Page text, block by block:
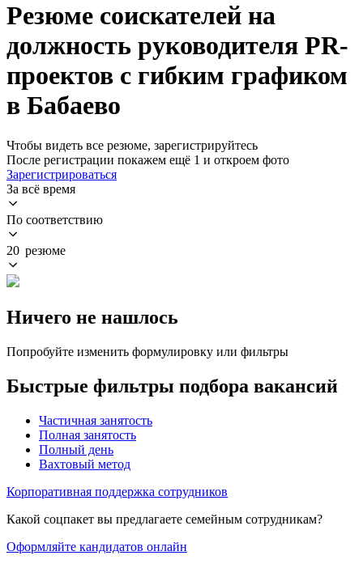
Резюме соискателей на
должность руководителя PR-
проектов с гибким графиком
в Бабаево
Чтобы видеть все резюме, зарегистрируйтесь
После регистрации покажем ещё 1 и откроем фото
Зарегистрироваться
За всё время
По соответствию
20 резюме
Ничего не нашлось
Попробуйте изменить формулировку или фильтры
Быстрые фильтры подбора вакансий
Частичная занятость
Полная занятость
Полный день
Вахтовый метод
Корпоративная поддержка сотрудников
Какой соцпакет вы предлагаете семейным сотрудникам?
Оформляйте кандидатов онлайн